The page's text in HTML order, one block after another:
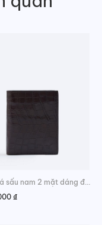
ở mặt trước
Ví da cá sấu nam 2 mặt dáng đứng da bụng cao cấp
₫